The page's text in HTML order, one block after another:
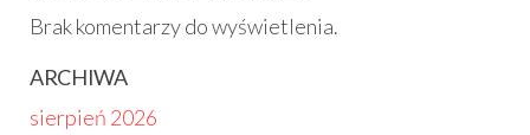
Brak komentarzy do wyświetlenia.
ARCHIWA
sierpień 2026